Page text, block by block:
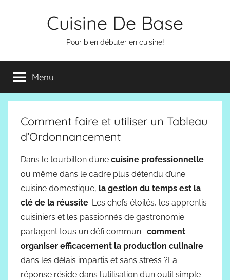
Cuisine De Base
Pour bien débuter en cuisine!
Menu
Comment faire et utiliser un Tableau
d’Ordonnancement
Dans le tourbillon d’une cuisine professionnelle
ou même dans le cadre plus détendu d’une
cuisine domestique, la gestion du temps est la
clé de la réussite. Les chefs étoilés, les apprentis
cuisiniers et les passionnés de gastronomie
partagent tous un défi commun : comment
organiser efficacement la production culinaire
dans les délais impartis et sans stress ?La
réponse réside dans l’utilisation d’un outil simple